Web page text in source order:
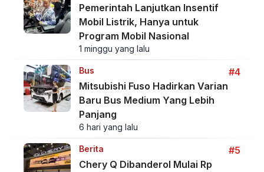
Pemerintah Lanjutkan Insentif
Mobil Listrik, Hanya untuk
Program Mobil Nasional
1 minggu yang lalu
Bus
#4
Mitsubishi Fuso Hadirkan Varian
Baru Bus Medium Yang Lebih
Panjang
6 hari yang lalu
Berita
#5
Chery Q Dibanderol Mulai Rp